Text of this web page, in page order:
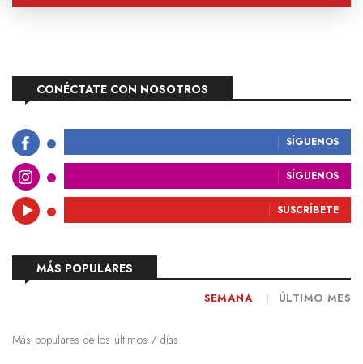
CONÉCTATE CON NOSOTROS
SÍGUENOS
SÍGUENOS
SUSCRÍBETE
MÁS POPULARES
SEMANA ÚLTIMO MES
Más populares de los últimos 7 días